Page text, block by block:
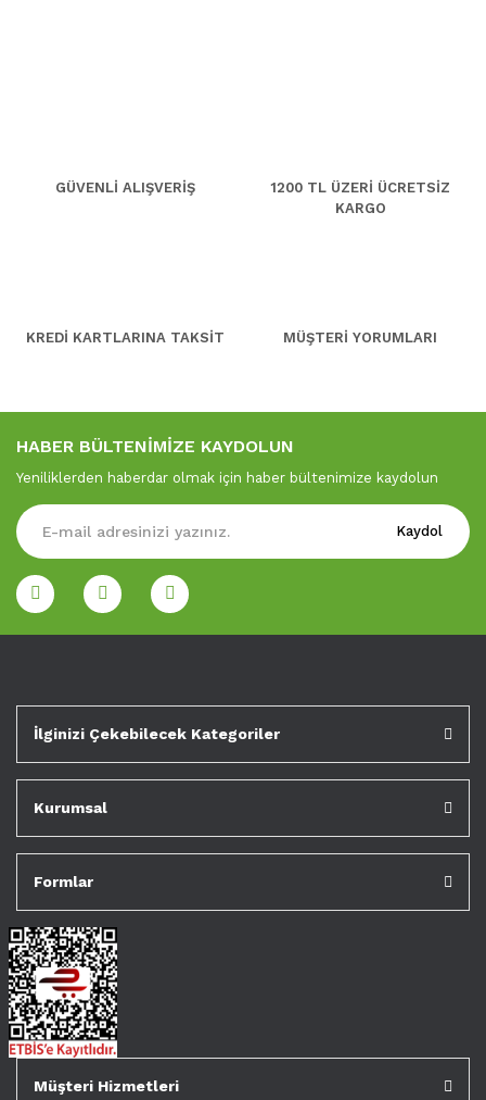
GÜVENLİ ALIŞVERİŞ
1200 TL ÜZERİ ÜCRETSİZ
KARGO
KREDİ KARTLARINA TAKSİT MÜŞTERİ YORUMLARI
HABER BÜLTENİMİZE KAYDOLUN
Yeniliklerden haberdar olmak için haber bültenimize kaydolun
Kaydol
İlginizi Çekebilecek Kategoriler
Kurumsal
Formlar
Müşteri Hizmetleri